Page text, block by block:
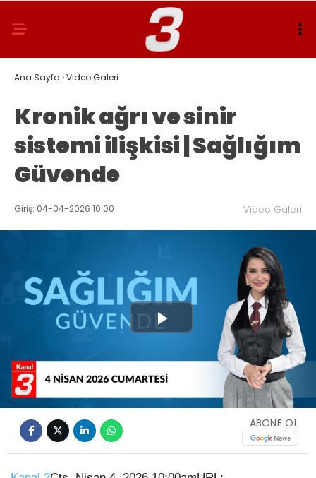
Ana Sayfa ›Video Galeri
Kronik ağrı ve sinir
sistemi ilişkisi | Sağlığım
Güvende
Giriş: 04-04-2026 10:00 Video Galeri
Play
Video
ABONE OL